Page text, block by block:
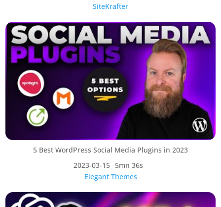
SiteKrafter
5 Best WordPress Social Media Plugins in 2023
2023-03-15
5mn 36s
Elegant Themes